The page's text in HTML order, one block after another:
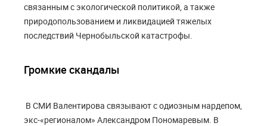
связанным с экологической политикой, а также
природопользованием и ликвидацией тяжелых
последствий Чернобыльской катастрофы.
Громкие скандалы
В СМИ Валентирова связывают с одиозным нардепом,
экс-«регионалом» Александром Пономаревым. В